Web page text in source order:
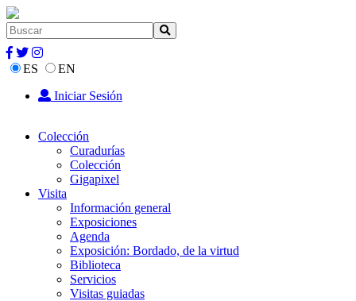
ES
EN
Iniciar Sesión
Colección
Curadurías
Colección
Gigapixel
Visita
Información general
Exposiciones
Agenda
Exposición: Bordado, de la virtud
Biblioteca
Servicios
Visitas guiadas